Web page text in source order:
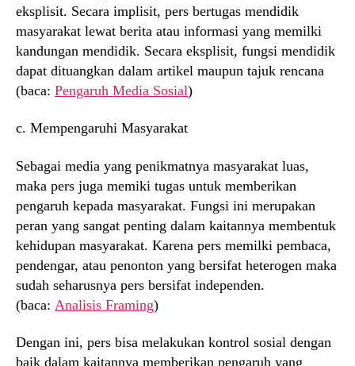
eksplisit. Secara implisit, pers bertugas mendidik
masyarakat lewat berita atau informasi yang memilki
kandungan mendidik. Secara eksplisit, fungsi mendidik
dapat dituangkan dalam artikel maupun tajuk rencana
(baca: Pengaruh Media Sosial)
c. Mempengaruhi Masyarakat
Sebagai media yang penikmatnya masyarakat luas,
maka pers juga memiki tugas untuk memberikan
pengaruh kepada masyarakat. Fungsi ini merupakan
peran yang sangat penting dalam kaitannya membentuk
kehidupan masyarakat. Karena pers memilki pembaca,
pendengar, atau penonton yang bersifat heterogen maka
sudah seharusnya pers bersifat independen.
(baca: Analisis Framing)
Dengan ini, pers bisa melakukan kontrol sosial dengan
baik dalam kaitannya memberikan pengaruh yang